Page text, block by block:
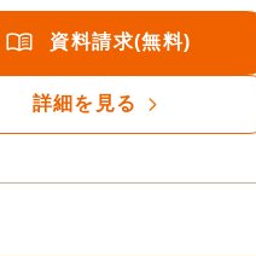
資料請求(無料)
詳細を見る